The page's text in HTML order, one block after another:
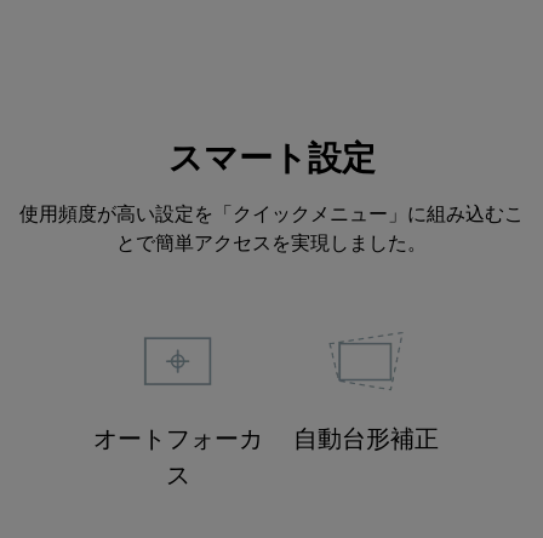
スマート設定
使用頻度が高い設定を「クイックメニュー」に組み込むこ
とで簡単アクセスを実現しました。
オートフォーカ
ス
自動台形補正